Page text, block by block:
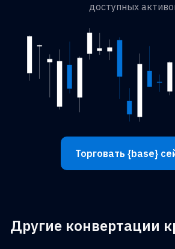
доступных
Торговать {base}
Другие конвертации